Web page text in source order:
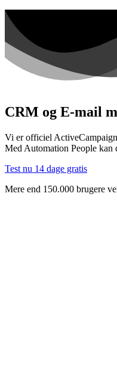
CRM og E-mail
Vi er officiel
Med Automation People kan
Test nu 14 dage gratis
Mere end 150.000 brugere